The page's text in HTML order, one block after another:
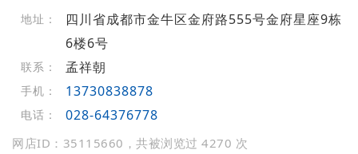
地址：
四川省成都市金牛区金府路555号金府星座9栋
6楼6号
联系： 孟祥朝
手机： 13730838878
电话： 028-64376778
网店ID：35115660，共被浏览过 4270 次